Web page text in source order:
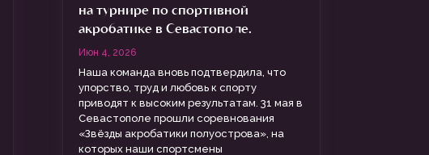
на турнире по спортивной
акробатике в Севастополе.
Июн 4, 2026
Наша команда вновь подтвердила, что
упорство, труд и любовь к спорту
приводят к высоким результатам. 31 мая в
Севастополе прошли соревнования
«Звёзды акробатики полуострова», на
которых наши спортсмены